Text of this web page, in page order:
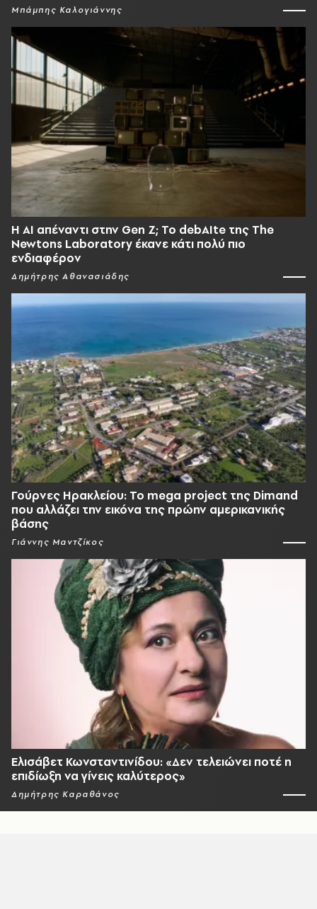
Μπάμπης Καλογιάννης
Η AI απέναντι στην Gen Z; Το debAIte της The
Newtons Laboratory έκανε κάτι πολύ πιο
ενδιαφέρον
Δημήτρης Αθανασιάδης
Γούρνες Ηρακλείου: To mega project της Dimand
που αλλάζει την εικόνα της πρώην αμερικανικής
βάσης
Γιάννης Μαντζίκος
Ελισάβετ Κωνσταντινίδου: «Δεν τελειώνει ποτέ η
επιδίωξη να γίνεις καλύτερος»
Δημήτρης Καραθάνος